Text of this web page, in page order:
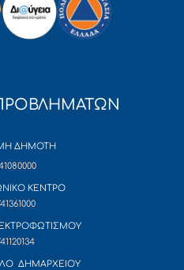
ΔΗΜΟΤΗ
ΚΕΝΤΡΟ
ΔΗΜΑΡΧΕΙΟΥ